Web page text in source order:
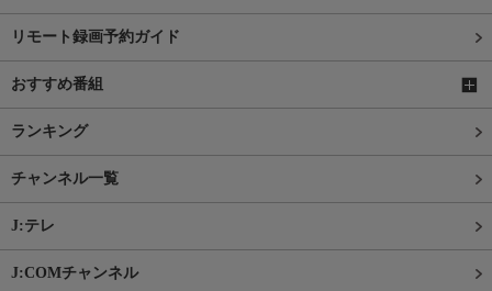
リモート録画予約ガイド
おすすめ番組
ランキング
チャンネル一覧
J:テレ
J:COMチャンネル